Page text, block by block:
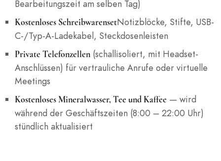
Bearbeitungszeit am selben Tag)
Kostenloses SchreibwarensetNotizblöcke, Stifte, USB-
C-/Typ-A-Ladekabel, Steckdosenleisten
Private Telefonzellen(schallisoliert, mit Headset-
Anschlüssen) für vertrauliche Anrufe oder virtuelle
Meetings
Kostenloses Mineralwasser, Tee und Kaffee — wird
während der Geschäftszeiten (8:00 – 22:00 Uhr)
stündlich aktualisiert